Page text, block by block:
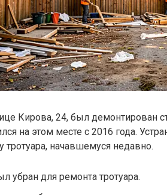
Кирова, 24, был демонтирован
на этом месте с 2016 года.
тротуара, начавшемуся недавно.
убран для ремонта тротуара.